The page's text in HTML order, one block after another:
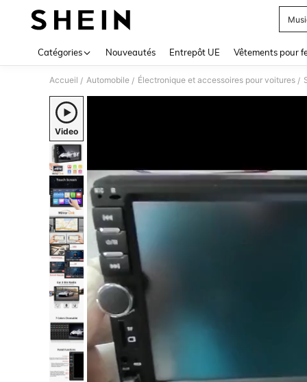
Catégories Nouveautés Entrepôt UE Vêtements pour
Accueil / Automobile / Électronique et accessoires pour voitures /
Video